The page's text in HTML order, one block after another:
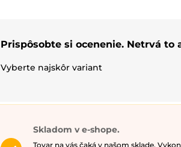
Prispôsobte si ocenenie. Netrvá to
Vyberte najskôr variant
Skladom v e-shope.
Tovar na vás čaká v našom sklade.